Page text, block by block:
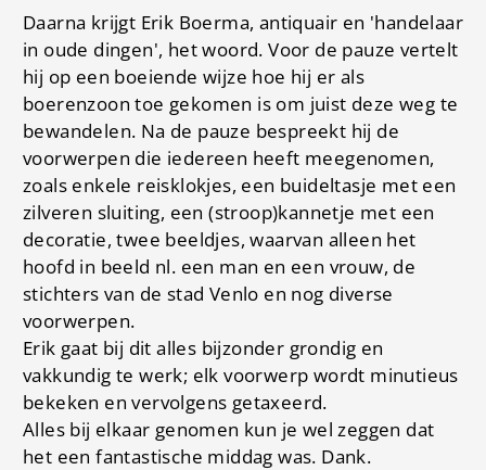
Daarna krijgt Erik Boerma, antiquair en 'handelaar
in oude dingen', het woord. Voor de pauze vertelt
hij op een boeiende wijze hoe hij er als
boerenzoon toe gekomen is om juist deze weg te
bewandelen. Na de pauze bespreekt hij de
voorwerpen die iedereen heeft meegenomen,
zoals enkele reisklokjes, een buideltasje met een
zilveren sluiting, een (stroop)kannetje met een
decoratie, twee beeldjes, waarvan alleen het
hoofd in beeld nl. een man en een vrouw, de
stichters van de stad Venlo en nog diverse
voorwerpen.
Erik gaat bij dit alles bijzonder grondig en
vakkundig te werk; elk voorwerp wordt minutieus
bekeken en vervolgens getaxeerd.
Alles bij elkaar genomen kun je wel zeggen dat
het een fantastische middag was. Dank.